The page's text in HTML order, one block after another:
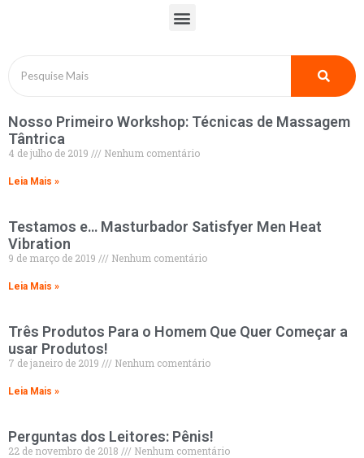
Nosso Primeiro Workshop: Técnicas de Massagem
Tântrica
4 de julho de 2019 Nenhum comentário
Leia Mais »
Testamos e… Masturbador Satisfyer Men Heat
Vibration
9 de março de 2019 Nenhum comentário
Leia Mais »
Três Produtos Para o Homem Que Quer Começar a
usar Produtos!
7 de janeiro de 2019 Nenhum comentário
Leia Mais »
Perguntas dos Leitores: Pênis!
22 de novembro de 2018 Nenhum comentário